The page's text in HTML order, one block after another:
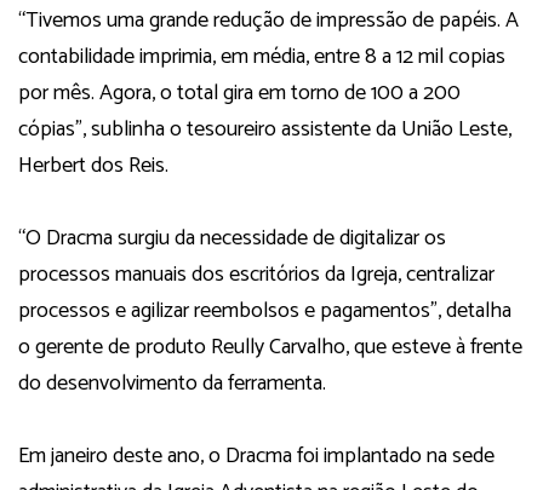
“Tivemos uma grande redução de impressão de papéis. A
contabilidade imprimia, em média, entre 8 a 12 mil copias
por mês. Agora, o total gira em torno de 100 a 200
cópias”, sublinha o tesoureiro assistente da União Leste,
Herbert dos Reis.
“O Dracma surgiu da necessidade de digitalizar os
processos manuais dos escritórios da Igreja, centralizar
processos e agilizar reembolsos e pagamentos”, detalha
o gerente de produto Reully Carvalho, que esteve à frente
do desenvolvimento da ferramenta.
Em janeiro deste ano, o Dracma foi implantado na sede